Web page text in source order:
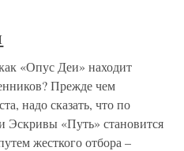
«Опус Деи» находит
Прежде чем
надо сказать, что по
«Путь» становится
жесткого отбора –